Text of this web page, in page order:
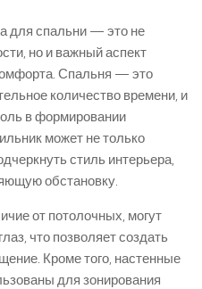
для спальни — это не
но и важный аспект
Спальня — это
количество времени, и
в формировании
может не только
стиль интерьера,
обстановку.
от потолочных, могут
что позволяет создать
Кроме того, настенные
для зонирования